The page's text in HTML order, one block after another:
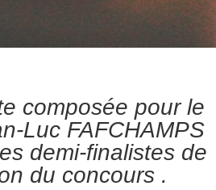
composée pour le
Luc FAFCHAMPS
demi-finalistes de
du concours .